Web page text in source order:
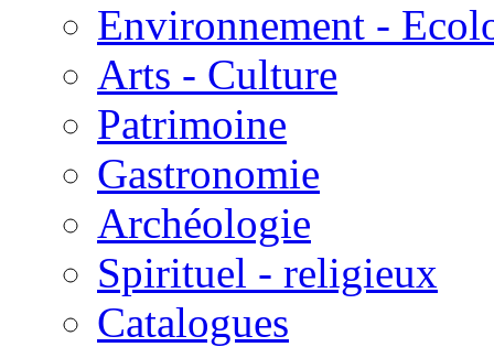
Environnement -
Arts - Culture
Patrimoine
Gastronomie
Archéologie
Spirituel - religieux
Catalogues